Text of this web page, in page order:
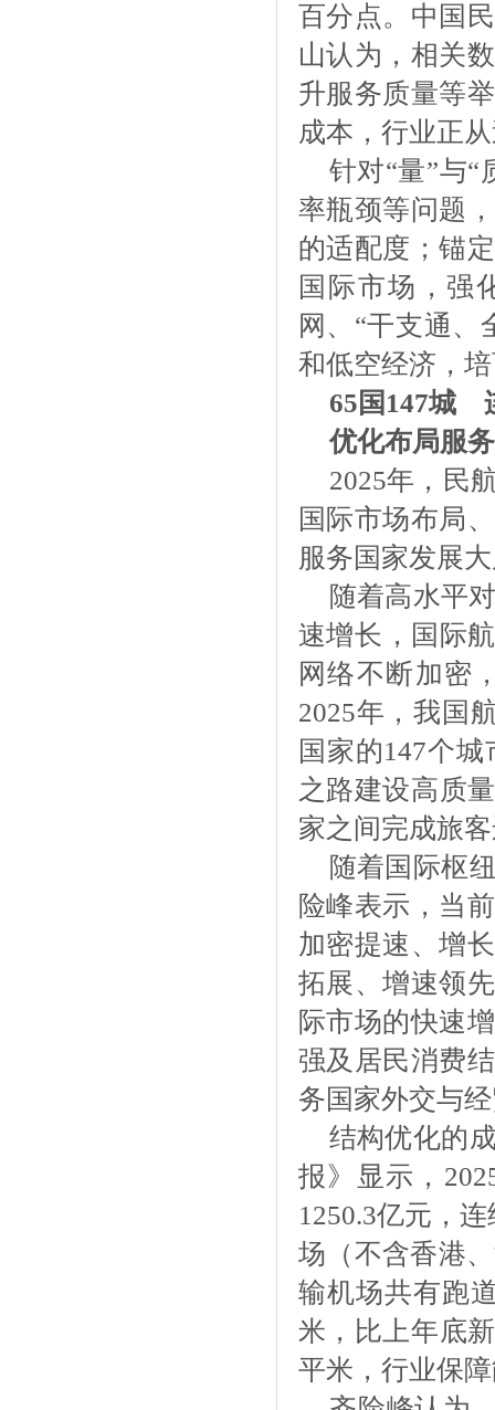
百分点。中国
山认为，相关
升服务质量等
成本，行业正
针对“量”与
率瓶颈等问题
的适配度；锚
国际市场，强
网、“干支通、
和低空经济，
65国147城
优化布局服
2025年，民
国际市场布局
服务国家发展
随着高水平
速增长，国际
网络不断加密
2025年，我国
国家的147个
之路建设高质
家之间完成旅
随着国际枢
险峰表示，当
加密提速、增
拓展、增速领
际市场的快速
强及居民消费
务国家外交与
结构优化的
报》显示，
1250.3亿元，
场（不含香港
输机场共有跑
米，比上年底
平米，行业保